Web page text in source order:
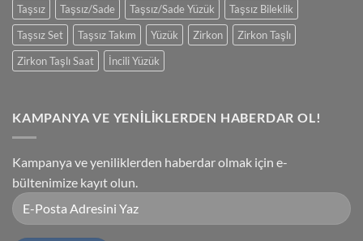
Taşsız
Taşsız/Sade Taşsız/Sade Yüzük
Taşsız Bileklik
Taşsız Set
Taşsız Takım Yüzük Zirkon
Zirkon Taşlı
Zirkon Taşlı Saat
İncili Yüzük
KAMPANYA VE YENİLİKLERDEN HABERDAR OL!
Kampanya ve yeniliklerden haberdar olmak için e-
bültenimize kayıt olun.